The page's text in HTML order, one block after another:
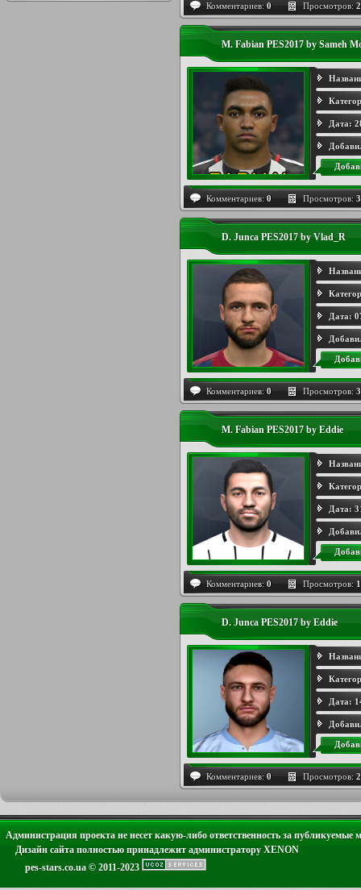
Комментариев: 0 Просмотров:
M. Fabian PES2017 by Sameh
Дата:
Комментариев: 0 Просмотров:
D. Junca PES2017 by Vlad_R
Дата:
Комментариев: 0 Просмотров:
M. Fabian PES2017 by Eddie
Дата:
Комментариев: 0 Просмотров:
D. Junca PES2017 by Eddie
Дата:
Комментариев: 0 Просмотров:
Администрация проекта не несет какую-либо ответственность за публикуемые
Дизайн сайта полностью принадлежит администратору XENON
pes-stars.co.ua © 2011-2023